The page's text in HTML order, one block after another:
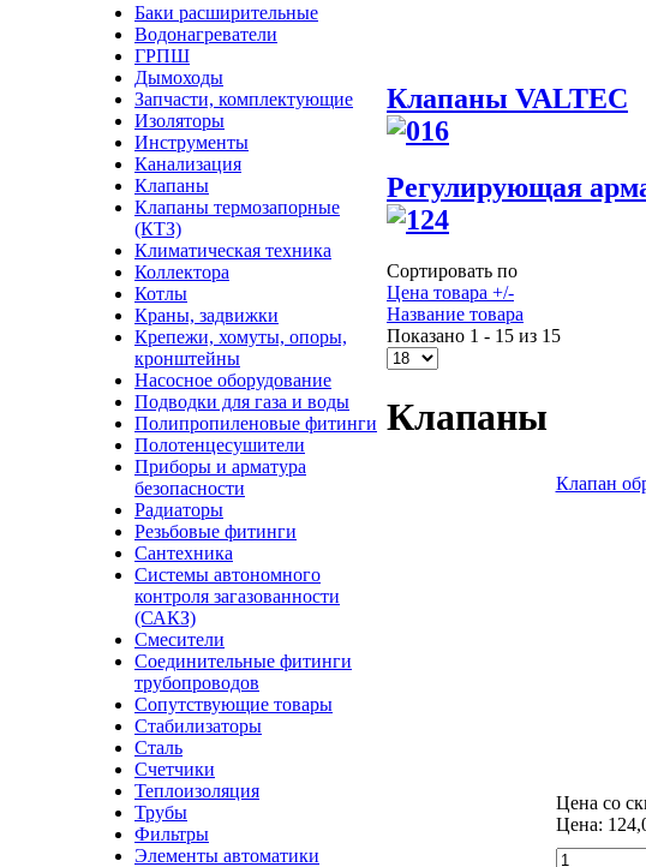
Баки расширительные
Водонагреватели
ГРПШ
Дымоходы
Запчасти, комплектующие
Изоляторы
Инструменты
Канализация
Клапаны
Клапаны термозапорные
(КТЗ)
Климатическая техника
Коллектора
Котлы
Краны, задвижки
Крепежи, хомуты, опоры,
кронштейны
Насосное оборудование
Подводки для газа и воды
Полипропиленовые фитинги
Полотенцесушители
Приборы и арматура
безопасности
Радиаторы
Резьбовые фитинги
Сантехника
Системы автономного
контроля загазованности
(САКЗ)
Смесители
Соединительные фитинги
трубопроводов
Сопутствующие товары
Стабилизаторы
Сталь
Счетчики
Теплоизоляция
Трубы
Фильтры
Элементы автоматики
Клапаны VALTEC
Регулирующая
Сортировать по
Цена товара +/-
Название товара
Показано 1 - 15 из 15
Клапаны
Клапан
Цена со
Цена: